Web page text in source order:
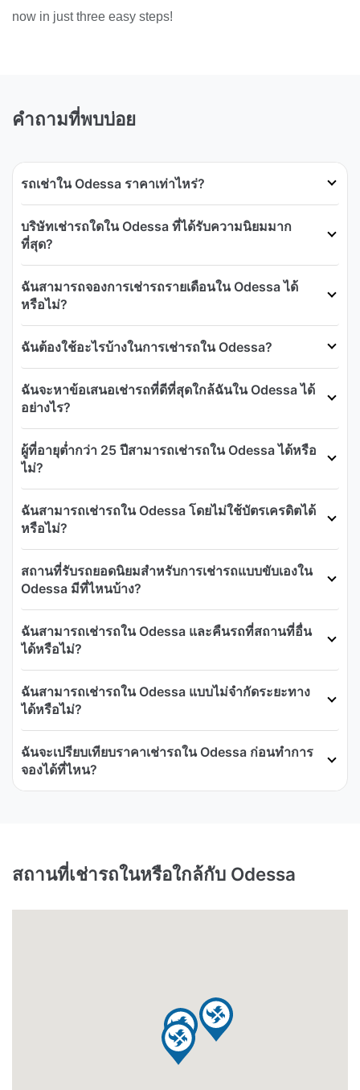
now in just three easy steps!
คำถามที่พบบ่อย
รถเช่าใน Odessa ราคาเท่าไหร่?
บริษัทเช่ารถใดใน Odessa ที่ได้รับความนิยมมาก
ที่สุด?
ฉันสามารถจองการเช่ารถรายเดือนใน Odessa ได้
หรือไม่?
ฉันต้องใช้อะไรบ้างในการเช่ารถใน Odessa?
ฉันจะหาข้อเสนอเช่ารถที่ดีที่สุดใกล้ฉันใน Odessa ได้
อย่างไร?
ผู้ที่อายุต่ำกว่า 25 ปีสามารถเช่ารถใน Odessa ได้หรือ
ไม่?
ฉันสามารถเช่ารถใน Odessa โดยไม่ใช้บัตรเครดิตได้
หรือไม่?
สถานที่รับรถยอดนิยมสำหรับการเช่ารถแบบขับเองใน
Odessa มีที่ไหนบ้าง?
ฉันสามารถเช่ารถใน Odessa และคืนรถที่สถานที่อื่น
ได้หรือไม่?
ฉันสามารถเช่ารถใน Odessa แบบไม่จำกัดระยะทาง
ได้หรือไม่?
ฉันจะเปรียบเทียบราคาเช่ารถใน Odessa ก่อนทำการ
จองได้ที่ไหน?
สถานที่เช่ารถในหรือใกล้กับ Odessa